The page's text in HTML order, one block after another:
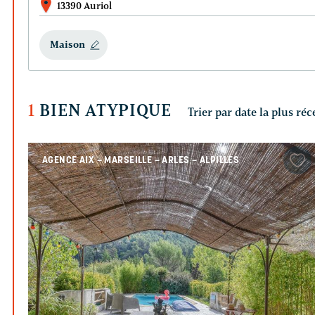
13390 Auriol
Maison
1 BIEN ATYPIQUE
AGENCE AIX – MARSEILLE – ARLES – ALPILLES